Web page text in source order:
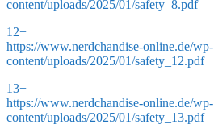
content/uploads/2025/01/safety_8.pdf
12+
https://www.nerdchandise-online.de/wp-
content/uploads/2025/01/safety_12.pdf
13+
https://www.nerdchandise-online.de/wp-
content/uploads/2025/01/safety_13.pdf